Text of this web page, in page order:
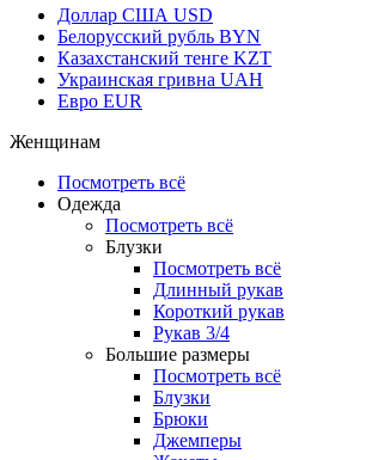
Доллар США USD
Белорусский рубль BYN
Казахстанский тенге KZT
Украинская гривна UAH
Евро EUR
Женщинам
Посмотреть всё
Одежда
Посмотреть всё
Блузки
Посмотреть всё
Длинный рукав
Короткий рукав
Рукав 3/4
Большие размеры
Посмотреть всё
Блузки
Брюки
Джемперы